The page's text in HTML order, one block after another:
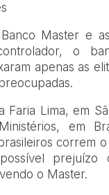
Master e
o
apenas as
Faria Lima, em
em
correm
prejuízo
o Master.